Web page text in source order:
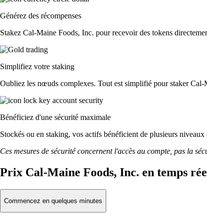
Générez des récompenses
Stakez Cal-Maine Foods, Inc. pour recevoir des tokens
Simplifiez votre staking
Oubliez les nœuds complexes. Tout est simplifié pour staker Cal-
Bénéficiez d'une sécurité maximale
Stockés ou en staking, vos actifs bénéficient de plusieurs
Ces mesures de sécurité concernent l'accès au compte, pas la
Prix Cal-Maine Foods, Inc. en temps
Commencez en quelques minutes